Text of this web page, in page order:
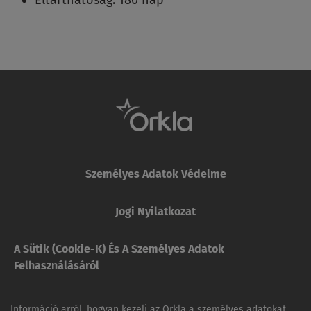
Személyes Adatok Védelme
Jogi Nyilatkozat
A Sütik (cookie-K) És A Személyes Adatok
Felhasználásáról